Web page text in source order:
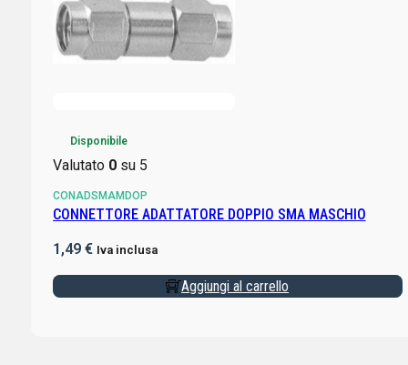
Disponibile
Valutato 0su 5
CONADSMAMDOP
CONNETTORE ADATTATORE DOPPIO SMA MASCHIO
1,49 € Iva inclusa
Aggiungi al carrello